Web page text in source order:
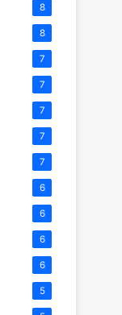
8
8
7
7
7
7
7
6
6
6
6
5